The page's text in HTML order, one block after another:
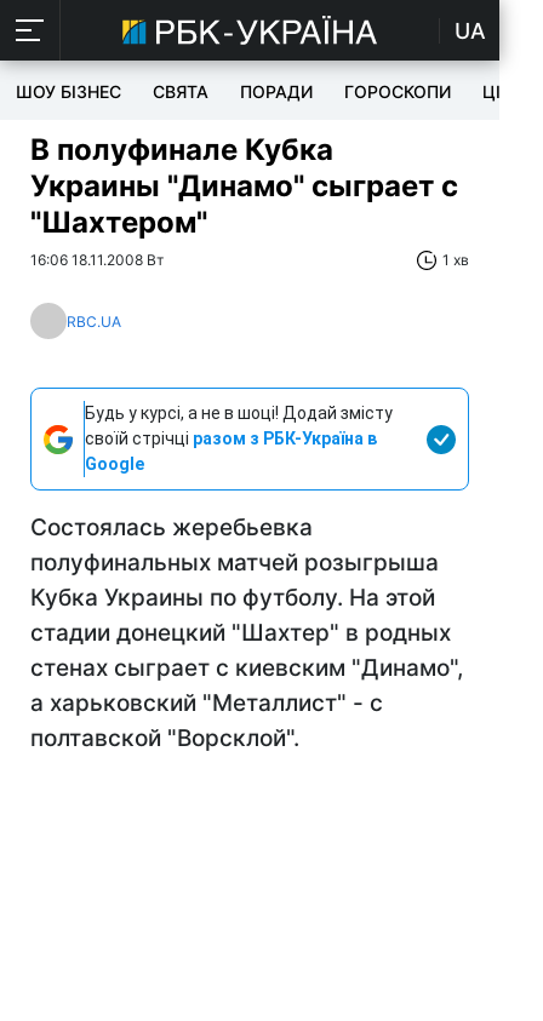
UA
ШОУ БІЗНЕС СВЯТА ПОРАДИ ГОРОСКОПИ ЦІКАВЕ
В полуфинале Кубка
Украины "Динамо" сыграет с
"Шахтером"
16:06 18.11.2008 Вт 1 хв
RBC.UA
Будь у курсі, а не в шоці! Додай змісту
своїй стрічці разом з РБК-Україна в
Google
Состоялась жеребьевка
полуфинальных матчей розыгрыша
Кубка Украины по футболу. На этой
стадии донецкий "Шахтер" в родных
стенах сыграет с киевским "Динамо",
а харьковский "Металлист" - с
полтавской "Ворсклой".